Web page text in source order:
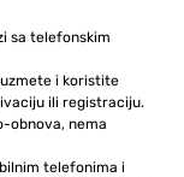
sa telefonskim
i koristite
ili registraciju.
obnova, nema
telefonima i